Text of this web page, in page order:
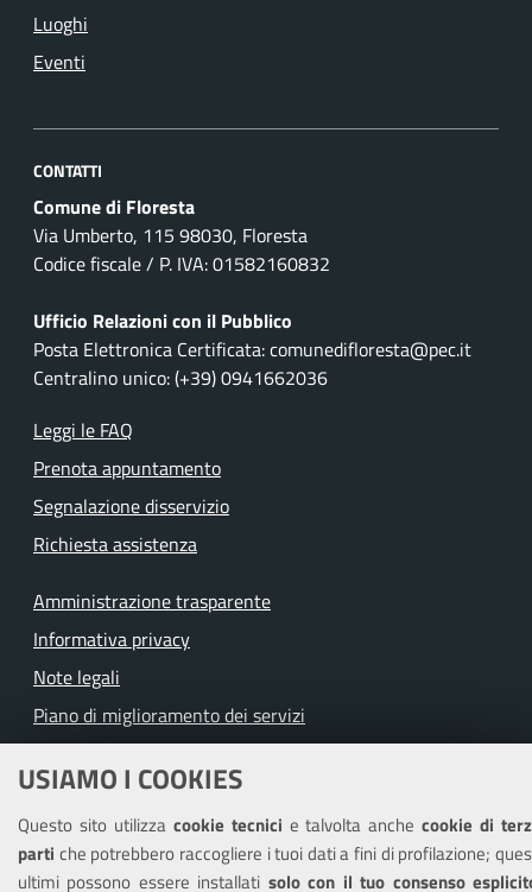
USIAMO I COOKIES
Questo sito utilizza cookie tecnici e talvolta anchecookie di
parti che potrebbero raccogliere i tuoi dati a fini di profilazione;
ultimi possono essere installati solo con il tuo consenso
Luoghi
Eventi
CONTATTI
Comune di Floresta
Via Umberto, 115 98030, Floresta
Codice fiscale / P. IVA: 01582160832
Ufficio Relazioni con il Pubblico
Posta Elettronica Certificata: comunedifloresta@pec.it
Centralino unico: (+39) 0941662036
Leggi le FAQ
Prenota appuntamento
Segnalazione disservizio
Richiesta assistenza
Amministrazione trasparente
Informativa privacy
Note legali
Piano di miglioramento dei servizi
Dichiarazione di accessibilità
SEGUICI SU